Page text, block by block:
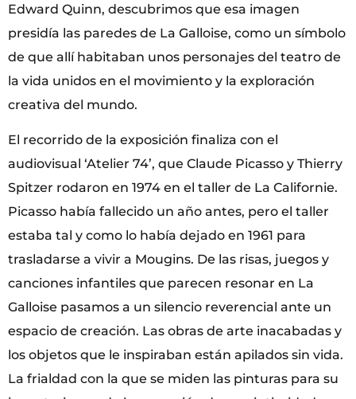
Edward Quinn, descubrimos que esa imagen
presidía las paredes de La Galloise, como un símbolo
de que allí habitaban unos personajes del teatro de
la vida unidos en el movimiento y la exploración
creativa del mundo.
El recorrido de la exposición finaliza con el
audiovisual ‘Atelier 74’, que Claude Picasso y Thierry
Spitzer rodaron en 1974 en el taller de La Californie.
Picasso había fallecido un año antes, pero el taller
estaba tal y como lo había dejado en 1961 para
trasladarse a vivir a Mougins. De las risas, juegos y
canciones infantiles que parecen resonar en La
Galloise pasamos a un silencio reverencial ante un
espacio de creación. Las obras de arte inacabadas y
los objetos que le inspiraban están apilados sin vida.
La frialdad con la que se miden las pinturas para su